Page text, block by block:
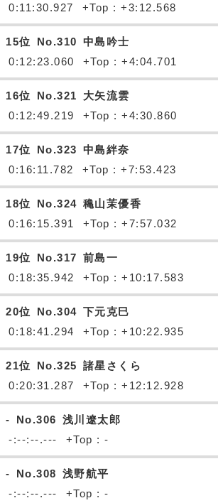
0:11:30.927
+Top : +3:12.568
15位 No.310 中島吟士
0:12:23.060
+Top : +4:04.701
16位 No.321
大矢流雲
0:12:49.219
+Top : +4:30.860
17位 No.323 中島絆奈
0:16:11.782
+Top : +7:53.423
18位 No.324 穐山茉優香
0:16:15.391
+Top : +7:57.032
19位 No.317 前島一
0:18:35.942
+Top : +10:17.583
20位 No.304 下元克巳
0:18:41.294
+Top : +10:22.935
21位 No.325 諸星さくら
0:20:31.287
+Top : +12:12.928
- No.306 浅川遼太郎
-:--:--.---
+Top : -
- No.308 浅野航平
-:--:--.---
+Top : -